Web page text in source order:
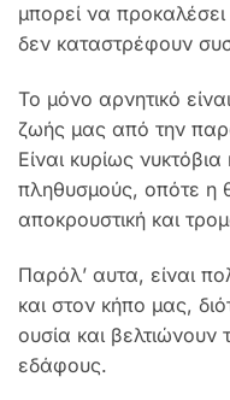
μπορεί να
δεν καταστρέφουν
Το μόνο αρνητικό
ζωής μας από την
Είναι κυρίως
πληθυσμούς, οπότε η
αποκρουστική και
Παρόλ’ αυτα, είναι
και στον κήπο μας,
ουσία και βελτιώνουν
εδάφους.